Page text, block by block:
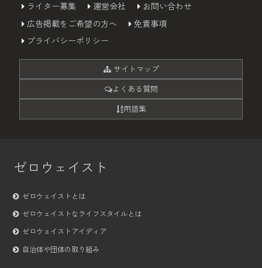
ライター募集 運営会社
お問い合わせ
広告掲載をご希望の方へ
免責事項
プライバシーポリシー
サイトマップ
よくある質問
用語集
ゼロウェイスト
ゼロウェイストとは
ゼロウェイストなライフスタイルとは
ゼロウェイストアイディア
自治体や団体の取り組み